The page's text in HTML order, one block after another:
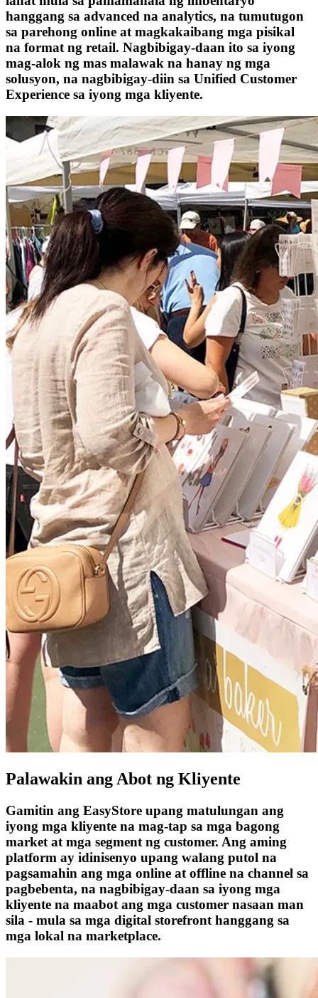
hanggang sa advanced na analytics, na tumutugon
sa parehong online at magkakaibang mga pisikal
na format ng retail. Nagbibigay-daan ito sa iyong
mag-alok ng mas malawak na hanay ng mga
solusyon, na nagbibigay-diin sa Unified Customer
Experience sa iyong mga kliyente.
Palawakin ang Abot ng Kliyente
Gamitin ang EasyStore upang matulungan ang
iyong mga kliyente na mag-tap sa mga bagong
market at mga segment ng customer. Ang aming
platform ay idinisenyo upang walang putol na
pagsamahin ang mga online at offline na channel sa
pagbebenta, na nagbibigay-daan sa iyong mga
kliyente na maabot ang mga customer nasaan man
sila - mula sa mga digital storefront hanggang sa
mga lokal na marketplace.